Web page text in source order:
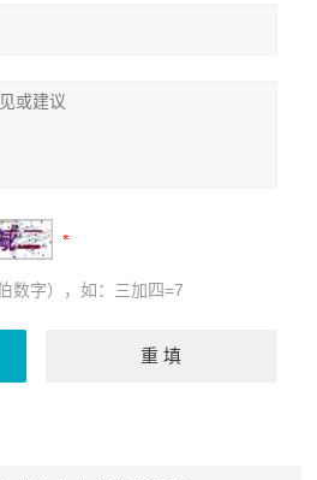
数字），如：三加四=7